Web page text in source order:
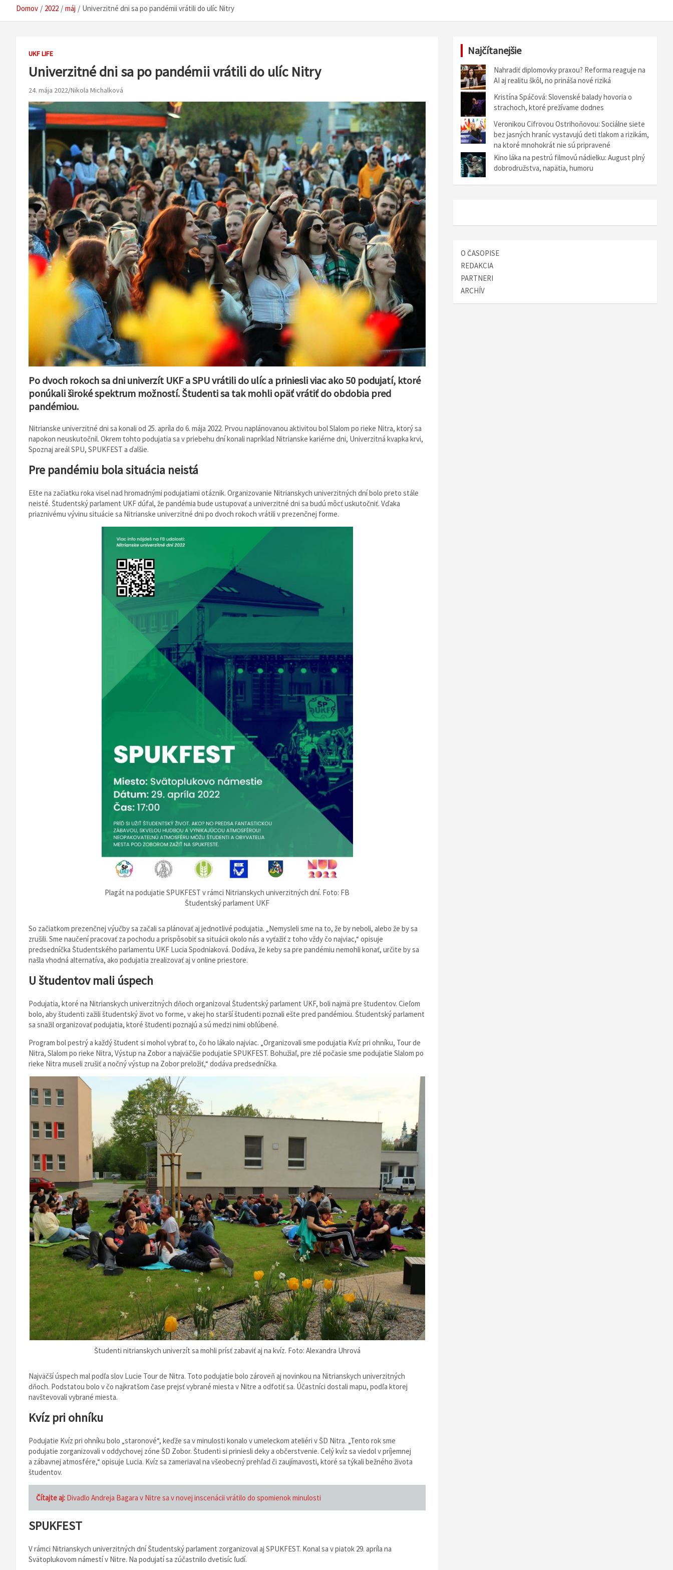
Domov 2022 máj Univerzitné dni sa po pandémii vrátili do ulíc Nitry
UKF LIFE
Univerzitné dni sa po pandémii vrátili do ulíc Nitry
24. mája 2022 Nikola Michalková
Po dvoch rokoch sa dni univerzít UKF a SPU vrátili do ulíc a priniesli viac ako 50 podujatí, ktoré
ponúkali široké spektrum možností. Študenti sa tak mohli opäť vrátiť do obdobia pred
pandémiou.
Nitrianske univerzitné dni sa konali od 25. apríla do 6. mája 2022. Prvou naplánovanou aktivitou bol Slalom po rieke Nitra, ktorý sa
napokon neuskutočnil. Okrem tohto podujatia sa v priebehu dní konali napríklad Nitrianske kariérne dni, Univerzitná kvapka krvi,
Spoznaj areál SPU, SPUKFEST a ďalšie.
Pre pandémiu bola situácia neistá
Ešte na začiatku roka visel nad hromadnými podujatiami otáznik. Organizovanie Nitrianskych univerzitných dní bolo preto stále
neisté. Študentský parlament UKF dúfal, že pandémia bude ustupovať a univerzitné dni sa budú môcť uskutočniť. Vďaka
priaznivému vývinu situácie sa Nitrianske univerzitné dni po dvoch rokoch vrátili v prezenčnej forme.
Plagát na podujatie SPUKFEST v rámci Nitrianskych univerzitných dní. Foto: FB
Študentský parlament UKF
So začiatkom prezenčnej výučby sa začali sa plánovať aj jednotlivé podujatia. „Nemysleli sme na to, že by neboli, alebo že by sa
zrušili. Sme naučení pracovať za pochodu a prispôsobiť sa situácii okolo nás a vyťažiť z toho vždy čo najviac,“ opisuje
predsedníčka Študentského parlamentu UKF Lucia Spodniaková. Dodáva, že keby sa pre pandémiu nemohli konať, určite by sa
našla vhodná alternatíva, ako podujatia zrealizovať aj v online priestore.
U študentov mali úspech
Podujatia, ktoré na Nitrianskych univerzitných dňoch organizoval Študentský parlament UKF, boli najmä pre študentov. Cieľom
bolo, aby študenti zažili študentský život vo forme, v akej ho starší študenti poznali ešte pred pandémiou. Študentský parlament
sa snažil organizovať podujatia, ktoré študenti poznajú a sú medzi nimi obľúbené.
Program bol pestrý a každý študent si mohol vybrať to, čo ho lákalo najviac. „Organizovali sme podujatia Kvíz pri ohníku, Tour de
Nitra, Slalom po rieke Nitra, Výstup na Zobor a najväčšie podujatie SPUKFEST. Bohužiaľ, pre zlé počasie sme podujatie Slalom po
rieke Nitra museli zrušiť a nočný výstup na Zobor preložiť,“ dodáva predsedníčka.
Študenti nitrianskych univerzít sa mohli prísť zabaviť aj na kvíz. Foto: Alexandra Uhrová
Najväčší úspech mal podľa slov Lucie Tour de Nitra. Toto podujatie bolo zároveň aj novinkou na Nitrianskych univerzitných
dňoch. Podstatou bolo v čo najkratšom čase prejsť vybrané miesta v Nitre a odfotiť sa. Účastníci dostali mapu, podľa ktorej
navštevovali vybrané miesta.
Kvíz pri ohníku
Podujatie Kvíz pri ohníku bolo „staronové“, keďže sa v minulosti konalo v umeleckom ateliéri v ŠD Nitra. „Tento rok sme
podujatie zorganizovali v oddychovej zóne ŠD Zobor. Študenti si priniesli deky a občerstvenie. Celý kvíz sa viedol v príjemnej
a zábavnej atmosfére,“ opisuje Lucia. Kvíz sa zameriaval na všeobecný prehľad či zaujímavosti, ktoré sa týkali bežného života
študentov.
Čítajte aj: Divadlo Andreja Bagara v Nitre sa v novej inscenácii vrátilo do spomienok minulosti
SPUKFEST
V rámci Nitrianskych univerzitných dní Študentský parlament zorganizoval aj SPUKFEST. Konal sa v piatok 29. apríla na
Svätoplukovom námestí v Nitre. Na podujatí sa zúčastnilo dvetisíc ľudí.
Najčítanejšie
Nahradiť diplomovky praxou? Reforma reaguje na
AI aj realitu škôl, no prináša nové riziká
Kristína Spáčová: Slovenské balady hovoria o
strachoch, ktoré prežívame dodnes
Veronikou Cifrovou Ostrihoňovou: Sociálne siete
bez jasných hraníc vystavujú deti tlakom a rizikám,
na ktoré mnohokrát nie sú pripravené
Kino láka na pestrú filmovú nádielku: August plný
dobrodružstva, napätia, humoru
O ČASOPISE
REDAKCIA
PARTNERI
ARCHÍV